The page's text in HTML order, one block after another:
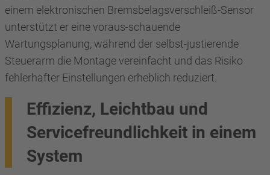
einem elektronischen Bremsbelagsverschleiß-Sensor
unterstützt er eine voraus-schauende
Wartungsplanung, während der selbst-justierende
Steuerarm die Montage vereinfacht und das Risiko
fehlerhafter Einstellungen erheblich reduziert.
Effizienz, Leichtbau und
Servicefreundlichkeit in einem
System